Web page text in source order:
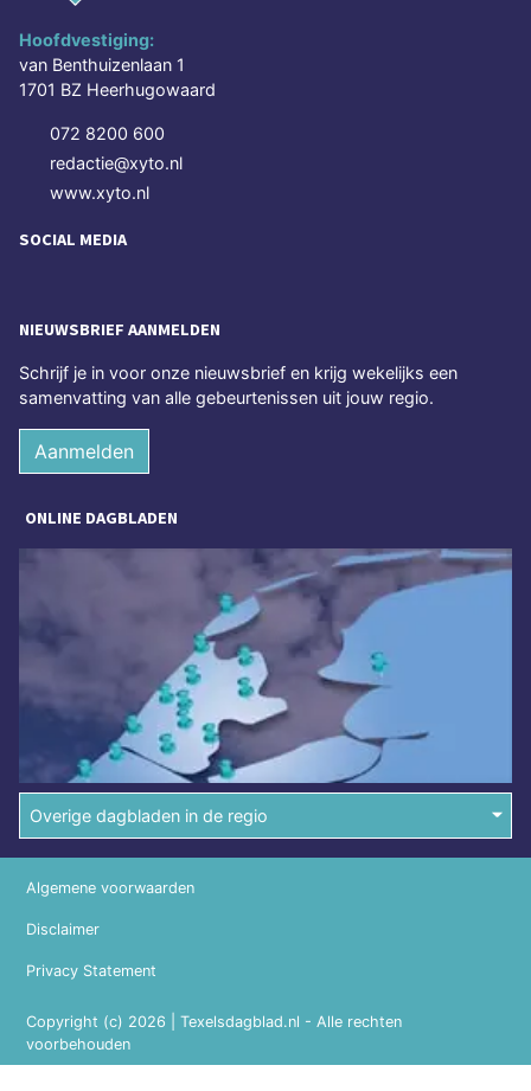
Hoofdvestiging:
van Benthuizenlaan 1
1701 BZ Heerhugowaard
072 8200 600
redactie@xyto.nl
www.xyto.nl
SOCIAL MEDIA
NIEUWSBRIEF AANMELDEN
Schrijf je in voor onze nieuwsbrief en krijg wekelijks een
samenvatting van alle gebeurtenissen uit jouw regio.
Aanmelden
ONLINE DAGBLADEN
Overige dagbladen in de regio
Copyright (c) 2026 | Texelsdagblad.nl - Alle rechten
voorbehouden
Algemene voorwaarden
Disclaimer
Privacy Statement